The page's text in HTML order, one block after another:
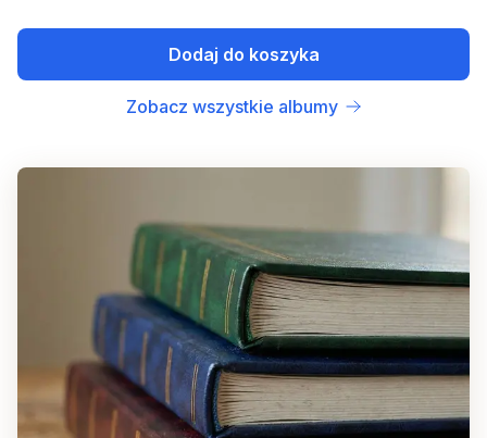
Dodaj do koszyka
Zobacz wszystkie albumy